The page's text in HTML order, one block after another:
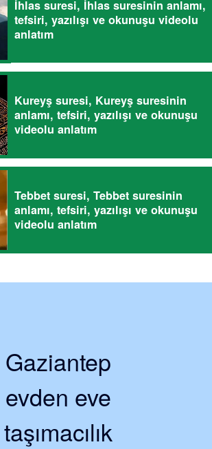
İhlas suresi, İhlas suresinin anlamı,
tefsiri, yazılışı ve okunuşu videolu
anlatım
Kureyş suresi, Kureyş suresinin
anlamı, tefsiri, yazılışı ve okunuşu
videolu anlatım
Tebbet suresi, Tebbet suresinin
anlamı, tefsiri, yazılışı ve okunuşu
videolu anlatım
Gaziantep
evden eve
taşımacılık